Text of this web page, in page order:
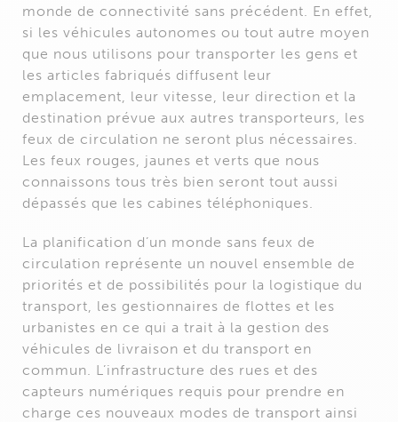
monde de connectivité sans précédent. En effet,
si les véhicules autonomes ou tout autre moyen
que nous utilisons pour transporter les gens et
les articles fabriqués diffusent leur
emplacement, leur vitesse, leur direction et la
destination prévue aux autres transporteurs, les
feux de circulation ne seront plus nécessaires.
Les feux rouges, jaunes et verts que nous
connaissons tous très bien seront tout aussi
dépassés que les cabines téléphoniques.
La planification d’un monde sans feux de
circulation représente un nouvel ensemble de
priorités et de possibilités pour la logistique du
transport, les gestionnaires de flottes et les
urbanistes en ce qui a trait à la gestion des
véhicules de livraison et du transport en
commun. L’infrastructure des rues et des
capteurs numériques requis pour prendre en
charge ces nouveaux modes de transport ainsi